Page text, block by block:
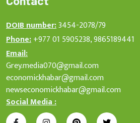
DOIB number:3454-2078/79
Phone:+977 01 5905238, 9865189441
Email:
Grey.media070@gmail.com
economickhabar@gmail.com
newseconomickhabar@gmail.com
Social Media :